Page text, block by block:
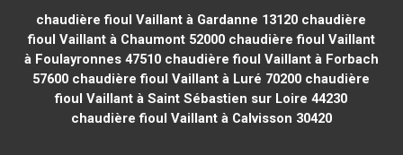
chaudière fioul Vaillant à Gardanne 13120 chaudière
fioul Vaillant à Chaumont 52000chaudière fioul Vaillant
à Foulayronnes 47510chaudière fioul Vaillant à Forbach
57600 chaudière fioul Vaillant à Luré 70200 chaudière
fioul Vaillant à Saint Sébastien sur Loire 44230
chaudière fioul Vaillant à Calvisson 30420